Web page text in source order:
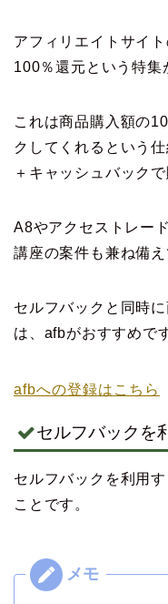
アフィリエイトサイ
100％還元という特集
これは商品購入額の
クしてくれるという
＋キャッシュバック
A8やアクセストレー
講座の案件も兼ね備え
セルフバックと同時
は、afbがおすすめで
afbへの登録はこちら
セルフバックを
セルフバックを利用
ことです。